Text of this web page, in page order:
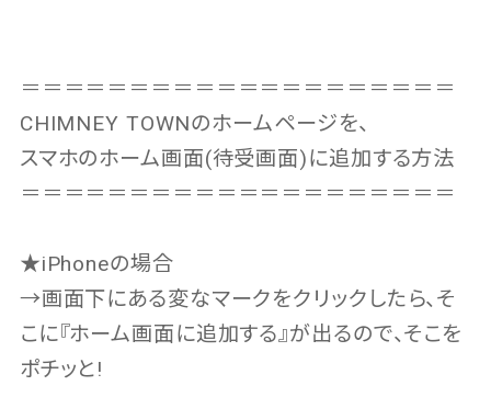
＝＝＝＝＝＝＝＝＝＝＝＝＝＝＝＝＝＝＝＝
CHIMNEY TOWNのホームページを、
スマホのホーム画面(待受画面)に追加する方法
＝＝＝＝＝＝＝＝＝＝＝＝＝＝＝＝＝＝＝＝
★iPhoneの場合
→画面下にある変なマークをクリックしたら、そ
こに『ホーム画面に追加する』が出るので、そこを
ポチッと!